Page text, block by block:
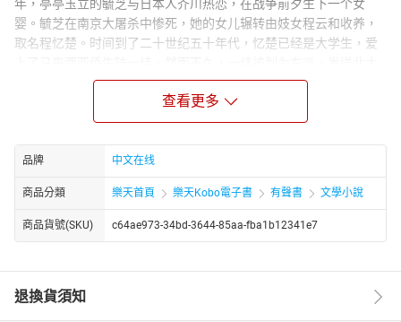
年，亭亭玉立的毓芝与日本人芥川热恋，在战争前夕生下一个女
婴。毓芝在南京大屠杀中惨死，她的女儿辗转由妓女程云和收养，
取名程忆楚。时间到了二十世纪五十年代，忆楚已经是大学生，爱
荒。“文化大革命”爆发后，程家无从幸免，云和自杀，忆楚下嫁给强
暴她的工人老魏。“文革”结束后，忆楚守了寡，旧情人陆一纬却又不
期然的出现，两人一夜欢好，陆一纬却告诉忆楚自己已经结婚生
子。忆楚心碎，不久就发现自己怀孕，她坚持生下了一个女儿，就
是程囡……
查看更多
品牌 中文在线
商品分類 樂天首頁 樂天Kobo電子書 有聲書 文學小說
商品貨號(SKU) c64ae973-34bd-3644-85aa-fba1b12341e7
退換貨須知